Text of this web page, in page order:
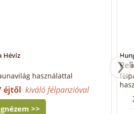
Hévíz
használattal
/ éjtőlkiváló félpanzióval
>>